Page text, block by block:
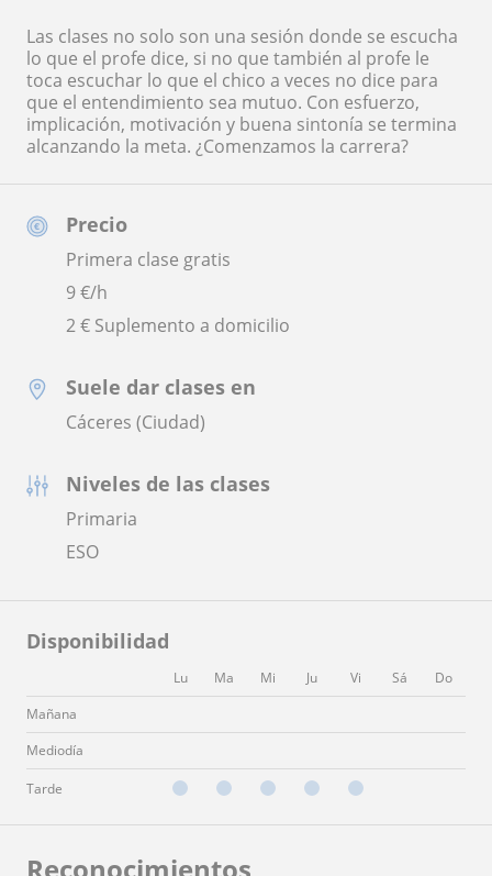
Precio
Primera clase gratis
9€/h
2 € Suplemento a domicilio
Suele dar clases en
Cáceres (Ciudad)
Niveles de las clases
Primaria
ESO
Disponibilidad
Lu Ma Mi Ju Vi Sá
Do
Mañana
Mediodía
Tarde
Las clases no solo son una sesión donde se escucha
lo que el profe dice, si no que también al profe le
toca escuchar lo que el chico a veces no dice para
que el entendimiento sea mutuo. Con esfuerzo,
implicación, motivación y buena sintonía se termina
alcanzando la meta. ¿Comenzamos la carrera?
Reconocimientos